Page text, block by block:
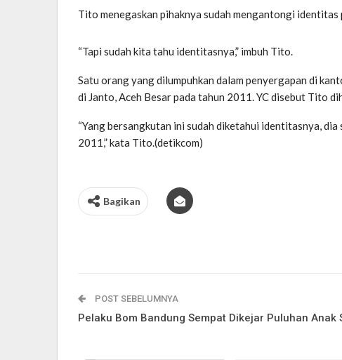
Tito menegaskan pihaknya sudah mengantongi
“Tapi sudah kita tahu identitasnya,” imbuh Tito.
Satu orang yang dilumpuhkan dalam penyergapan di
di Janto, Aceh Besar pada tahun 2011. YC disebut Tito
“Yang bersangkutan ini sudah diketahui identitasnya,
2011,” kata Tito.(detikcom)
Bagikan
POST SEBELUMNYA
Pelaku Bom Bandung Sempat Dikejar Puluhan Anak